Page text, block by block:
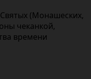
(Монашеских,
чеканкой,
времени